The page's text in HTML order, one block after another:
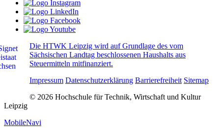
Die HTWK Leipzig wird auf Grundlage des vom
Sächsischen Landtag beschlossenen Haushalts aus
Steuermitteln mitfinanziert.
Impressum Datenschutzerklärung Barrierefreiheit Sitemap
© 2026 Hochschule für Technik, Wirtschaft und Kultur
Leipzig
MobileNavi